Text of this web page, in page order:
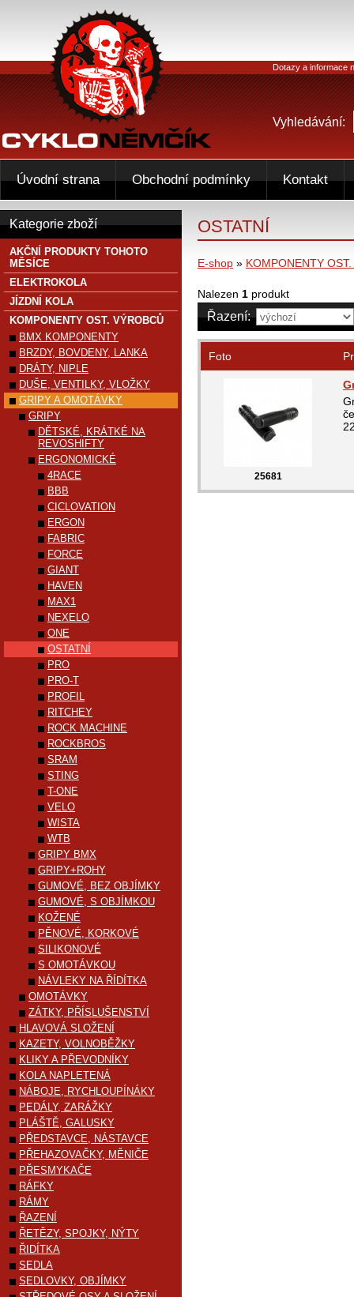
OSTATNÍ
E-shop » KOMPONENTY
Nalezen 1 produkt
Řazení:
Foto
25681
Kategorie zboží
AKČNÍ PRODUKTY TOHOTO
MĚSÍCE
ELEKTROKOLA
JÍZDNÍ KOLA
KOMPONENTY OST. VÝROBCŮ
BMX KOMPONENTY
BRZDY, BOVDENY, LANKA
DRÁTY, NIPLE
DUŠE, VENTILKY, VLOŽKY
GRIPY A OMOTÁVKY
GRIPY
DĚTSKÉ, KRÁTKÉ NA
REVOSHIFTY
ERGONOMICKÉ
4RACE
BBB
CICLOVATION
ERGON
FABRIC
FORCE
GIANT
HAVEN
MAX1
NEXELO
ONE
OSTATNÍ
PRO
PRO-T
PROFIL
RITCHEY
ROCK MACHINE
ROCKBROS
SRAM
STING
T-ONE
VELO
WISTA
WTB
GRIPY BMX
GRIPY+ROHY
GUMOVÉ, BEZ OBJÍMKY
GUMOVÉ, S OBJÍMKOU
KOŽENÉ
PĚNOVÉ, KORKOVÉ
SILIKONOVÉ
S OMOTÁVKOU
NÁVLEKY NA ŘÍDÍTKA
OMOTÁVKY
ZÁTKY, PŘÍSLUŠENSTVÍ
HLAVOVÁ SLOŽENÍ
KAZETY, VOLNOBĚŽKY
KLIKY A PŘEVODNÍKY
KOLA NAPLETENÁ
NÁBOJE, RYCHLOUPÍNÁKY
PEDÁLY, ZARÁŽKY
PLÁŠTĚ, GALUSKY
PŘEDSTAVCE, NÁSTAVCE
PŘEHAZOVAČKY, MĚNIČE
PŘESMYKAČE
RÁFKY
RÁMY
ŘAZENÍ
ŘETĚZY, SPOJKY, NÝTY
ŘIDÍTKA
SEDLA
SEDLOVKY, OBJÍMKY
Dotazy a informace
Vyhledávání:
Úvodní strana Obchodní podmínky Kontakt